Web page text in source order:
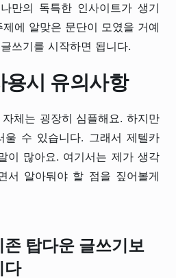
만의 독특한 인사이트가 생기
에 알맞은 문단이 모였을 거예
쓰기를 시작하면 됩니다.
시 유의사항
체는 굉장히 심플해요. 하지만
울 수 있습니다. 그래서 제텔카
이 많아요. 여기서는 제가 생각
서 알아둬야 할 점을 짚어볼게
탑다운 글쓰기보
다